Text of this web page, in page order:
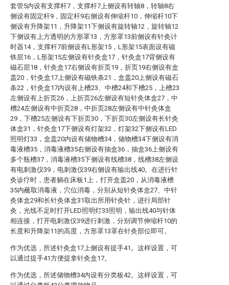
套管5内设有支撑杆7，支撑杆7上侧设有转轴8，转轴8右
侧设有固定杆9，固定杆9右侧设有伸缩杆10，伸缩杆10下
侧设有升降架11，升降架11下侧设有旋转轴12，旋转轴12
下侧设有上方透明的方形罩13，方形罩13前侧设有针灸计
时器14，支撑杆7前侧设有L形架15，L形架15表面设有磁
铁层16，L形架15左侧设有针灸盒17，针灸盒17背侧设有
磁石层18，针灸盒17右侧设有折页19，折页19右侧设有盒
盖20，针灸盒17上侧设有磁铁条21，盒盖20上侧设有磁石
条22，针灸盒17内设有上槽23、中槽24和下槽25，上槽23
左侧设有上折页26，上折页26左侧设有短针灸体盒27，中
槽24左侧设有中折页28，中折页28左侧设有中针灸体盒
29，下槽25左侧设有下折页30，下折页30左侧设有长针灸
体盒31，针灸盒17下侧设有灯架32，灯架32下侧设有LED
照明灯33，盒盖20内设有储物槽34，储物槽34下侧设有消
毒液槽35，消毒液槽35右侧设有抽盒36，抽盒36上侧设有
多个瓶槽37，消毒液槽35下侧设有线槽38，线槽38左侧设
有电刺激仪39，电刺激仪39右侧设有输出线40。在进行针
灸诊疗时，患者躺在床板1上，打开盒盖20，从消毒液槽
35内蘸取消毒液，穴位消毒，分别从短针灸体盒27、中针
灸体盒29和长针灸体盒31取出所用针灸针，进行局部针
灸，光线不足时打开LED照明灯33照明，输出线40与针体
相连接，打开电刺激仪39进行刺激，分别调节伸缩杆10的
长度和升降架11的高度，方形罩13罩在针灸部位即可。
作为优选，所述针灸盒17上侧设有提手41。这样设置，可
以通过提手41方便提拿针灸盒17。
作为优选，所述储物槽34内设有分类板42。这样设置，可